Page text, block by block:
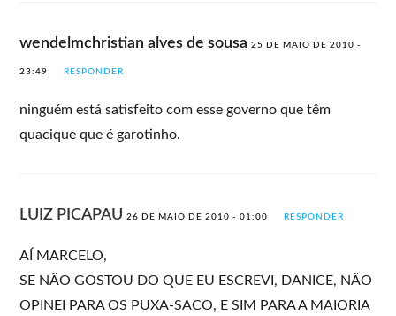
wendelmchristian alves de sousa25 DE MAIO DE 2010 -
23:49 RESPONDER
ninguém está satisfeito com esse governo que têm
quacique que é garotinho.
LUIZ PICAPAU 26 DE MAIO DE 2010 - 01:00 RESPONDER
AÍ MARCELO,
SE NÃO GOSTOU DO QUE EU ESCREVI, DANICE, NÃO
OPINEI PARA OS PUXA-SACO, E SIM PARA A MAIORIA